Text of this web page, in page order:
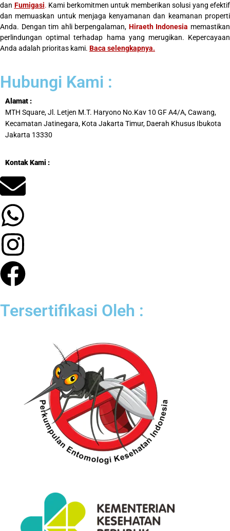
dan Fumigasi. Kami berkomitmen untuk memberikan solusi yang efektif
dan memuaskan untuk menjaga kenyamanan dan keamanan properti
Anda. Dengan tim ahli berpengalaman, Hiraeth Indonesia memastikan
perlindungan optimal terhadap hama yang merugikan. Kepercayaan
Anda adalah prioritas kami. Baca selengkapnya.
Hubungi Kami :
Alamat :
MTH Square, Jl. Letjen M.T. Haryono No.Kav 10 GF A4/A, Cawang,
Kecamatan Jatinegara, Kota Jakarta Timur, Daerah Khusus Ibukota
Jakarta 13330
Kontak Kami :
Tersertifikasi Oleh :